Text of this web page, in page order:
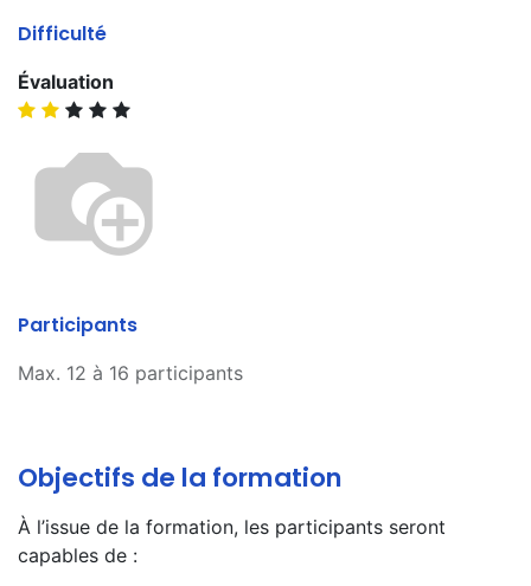
Difficulté
Évaluation
Participants
Max. 12 à 16 participants
Objectifs de la formation
À l’issue de la formation, les participants seront
capables de :